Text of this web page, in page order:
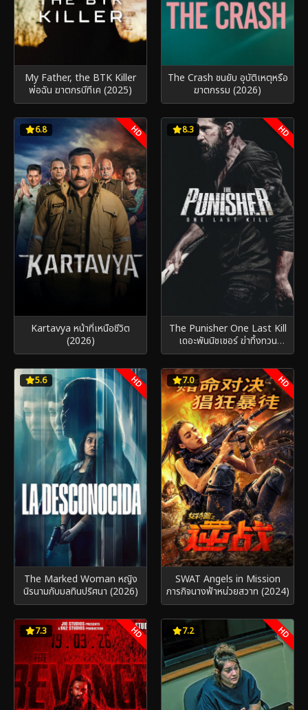
My Father, the BTK Killer
พ่อฉัน ฆาตกรบีทีเค (2025)
The Crash ชนยับ อุบัติเหตุหรือ
ฆาตกรรม (2026)
6.8 HD
Kartavya หน้าที่เหนือชีวิต
(2026)
8.3 HD
The Punisher One Last Kill
เดอะพันนิชเชอร์ ฆ่าทิ้งทวน
(2026)
5.6 HD
The Marked Woman หญิง
นิรนามกับมลทินปริศนา (2026)
7.0 HD
SWAT Angels in Mission
ภารกิจนางฟ้าหน่วยสวาท (2024)
7.3 HD 7.2 HD